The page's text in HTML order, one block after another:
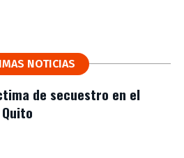
NOTICIAS
de secuestro en el